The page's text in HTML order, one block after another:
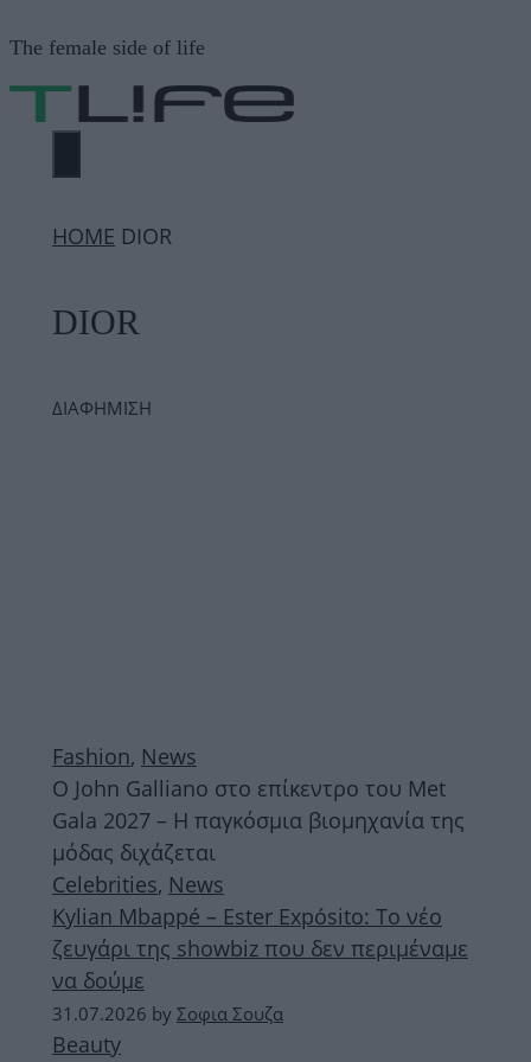
σε
περιεχόμενο
The female side of life
ΜΕΝΟΎ
ΗΟΜΕ DIOR
DIOR
ΔΙΑΦΗΜΙΣΗ
Fashion, News
Ο John Galliano στο επίκεντρο του Met
Gala 2027 – Η παγκόσμια βιομηχανία της
μόδας διχάζεται
Celebrities, News
Kylian Mbappé – Ester Expósito: Το νέο
ζευγάρι της showbiz που δεν περιμέναμε
να δούμε
31.07.2026 by Σοφια Σουζα
Beauty